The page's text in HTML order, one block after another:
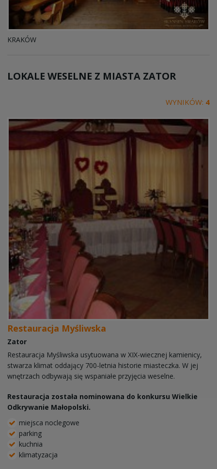
KRAKÓW
LOKALE WESELNE Z MIASTA ZATOR
WYNIKÓW: 4
Restauracja Myśliwska
Zator
Restauracja Myśliwska usytuowana w XIX-wiecznej kamienicy,
stwarza klimat oddający 700-letnia historie miasteczka. W jej
wnętrzach odbywają się wspaniałe przyjęcia weselne.
Restauracja została nominowana do konkursu Wielkie
Odkrywanie Małopolski.
miejsca noclegowe
parking
kuchnia
klimatyzacja